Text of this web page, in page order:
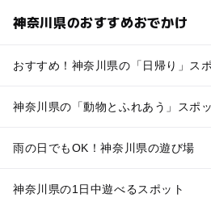
神奈川県のおすすめおでかけ
おすすめ！神奈川県の「日帰り」ス
神奈川県の「動物とふれあう」スポ
雨の日でもOK！神奈川県の遊び場
神奈川県の1日中遊べるスポット